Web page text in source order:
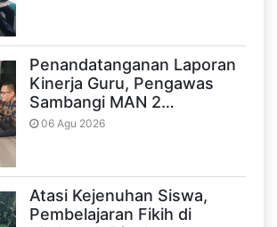
Penandatanganan Laporan
Kinerja Guru, Pengawas
Sambangi MAN 2…
06 Agu 2026
Atasi Kejenuhan Siswa,
Pembelajaran Fikih di